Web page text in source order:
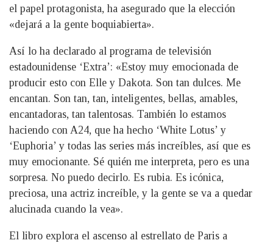
el papel protagonista, ha asegurado que la elección
«dejará a la gente boquiabierta».
Así lo ha declarado al programa de televisión
estadounidense ‘Extra’: «Estoy muy emocionada de
producir esto con Elle y Dakota. Son tan dulces. Me
encantan. Son tan, tan, inteligentes, bellas, amables,
encantadoras, tan talentosas. También lo estamos
haciendo con A24, que ha hecho ‘White Lotus’ y
‘Euphoria’ y todas las series más increíbles, así que es
muy emocionante. Sé quién me interpreta, pero es una
sorpresa. No puedo decirlo. Es rubia. Es icónica,
preciosa, una actriz increíble, y la gente se va a quedar
alucinada cuando la vea».
El libro explora el ascenso al estrellato de Paris a